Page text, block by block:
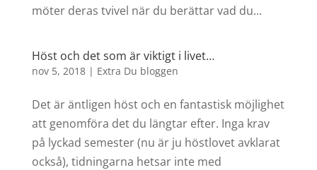
möter deras tvivel när du berättar vad du...
Höst och det som är viktigt i livet…
nov 5, 2018| Extra Du bloggen
Det är äntligen höst och en fantastisk möjlighet
att genomföra det du längtar efter. Inga krav
på lyckad semester (nu är ju höstlovet avklarat
också), tidningarna hetsar inte med